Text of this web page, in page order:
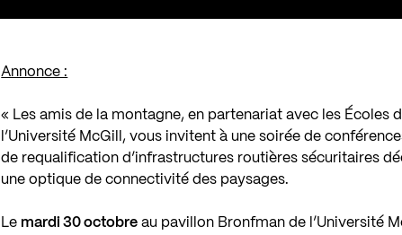
Annonce :
« Les amis de la montagne, en partenariat avec les Écoles
l’Université McGill, vous invitent à une soirée de
de requalification d’infrastructures routières sécuritaires
une optique de connectivité des paysages.
Le mardi 30 octobre au pavillon Bronfman de l’Université